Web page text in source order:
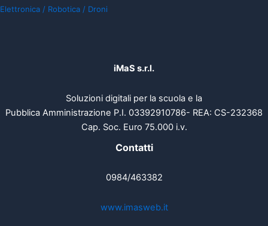
Elettronica / Robotica / Droni
iMaS s.r.l.
Soluzioni digitali per la scuola e la
Pubblica Amministrazione P.I. 03392910786- REA: CS-232368
Cap. Soc. Euro 75.000 i.v.
Contatti
0984/463382
www.imasweb.it